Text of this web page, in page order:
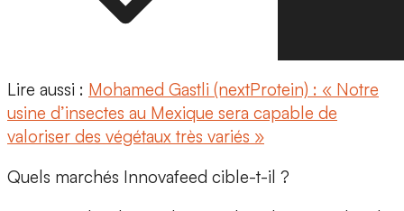
Lire aussi : Mohamed Gastli (nextProtein) : « Notre
usine d’insectes au Mexique sera capable de
valoriser des végétaux très variés »
Quels marchés Innovafeed cible-t-il ?